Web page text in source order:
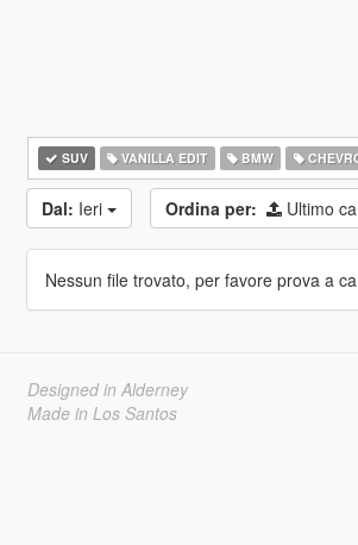
SUV VANILLA EDIT BMW
Dal: Ieri Ordina per: Ultimo
Nessun file trovato, per favore prova a
Designed in Alderney
Made in Los Santos